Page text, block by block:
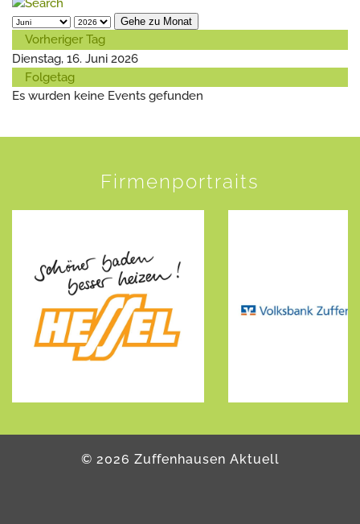
Gehe zu Monat
Vorheriger Tag
Dienstag, 16. Juni 2026
Folgetag
Es wurden keine Events gefunden
Firmenportraits
© 2026 Zuffenhausen Aktuell